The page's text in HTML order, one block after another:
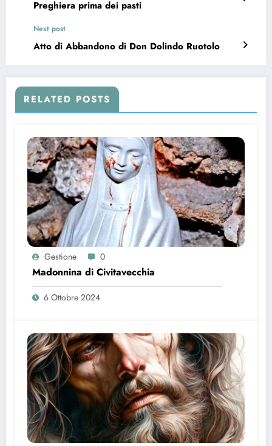
Preghiera prima dei pasti
Next post
Atto di Abbandono di Don Dolindo Ruotolo
RELATED POSTS
Gestione 0
Madonnina di Civitavecchia
6 Ottobre 2024